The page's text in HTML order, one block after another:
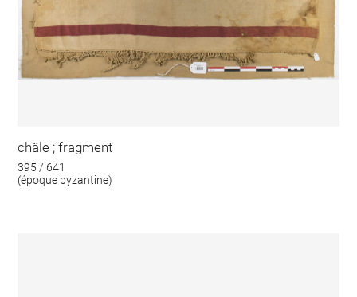
châle ; fragment
395 / 641
(époque byzantine)